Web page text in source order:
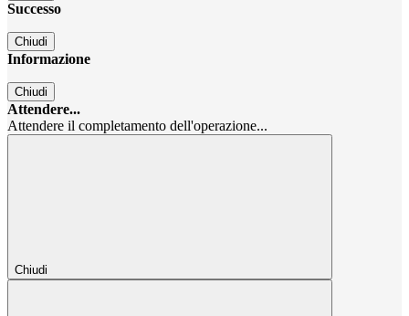
Successo
Chiudi
Informazione
Chiudi
Attendere...
Attendere il completamento dell'operazione...
Chiudi